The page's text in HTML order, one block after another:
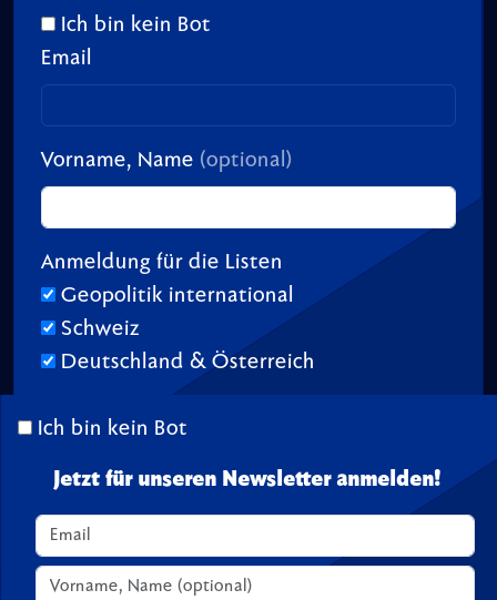
Ich bin kein Bot
Email
Vorname, Name (optional)
Anmeldung für die Listen
Geopolitik international
Schweiz
Deutschland & Österreich
Ich bin kein Bot
Jetzt für unseren Newsletter anmelden!
© 2026 TransitionTV.org -Über-Impressum-Spenden
Seite geladen in 1.15 s